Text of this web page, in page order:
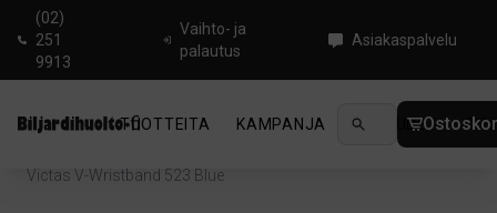
(02)
251
9913
Vaihto- ja
palautus
Asiakaspalvelu
TUOTTEITA KAMPANJA UUTUUDET
/
Victas V-Wristband 523 Blue